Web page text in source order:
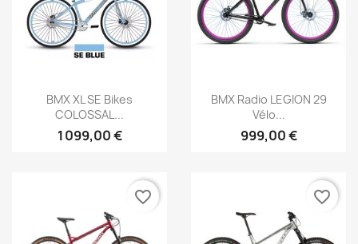
Aperçu rapide
BMX XL SE Bikes
COLOSSAL...
1 099,00 €
Aperçu rapide
BMX Radio LEGION 29
Vélo...
999,00 €
favorite_border favorite_border